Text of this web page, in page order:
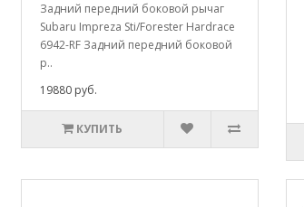
Задний передний боковой рычаг
Subaru Impreza Sti/Forester Hardrace
6942-RF Задний передний боковой
р..
19880 руб.
КУПИТЬ